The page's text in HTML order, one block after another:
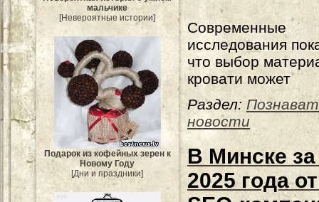
мальчике
[Невероятные истории]
Подарок из кофейных зерен к
Новому Году
[Дни и праздники]
Современные
исследования
что выбор
кровати может
Раздел:
новости
В Минске
2025 года